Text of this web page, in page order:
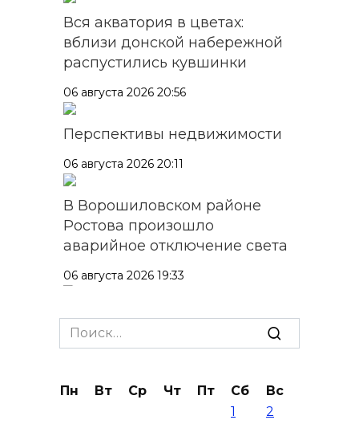
Вся акватория в цветах:
вблизи донской набережной
распустились кувшинки
06 августа 2026 20:56
Перспективы недвижимости
06 августа 2026 20:11
В Ворошиловском районе
Ростова произошло
аварийное отключение света
06 августа 2026 19:33
Шахбокс, падел и пилон: в
Ростовской области
Search
for:
Пн Вт Ср Чт Пт Сб
Вс
1
2